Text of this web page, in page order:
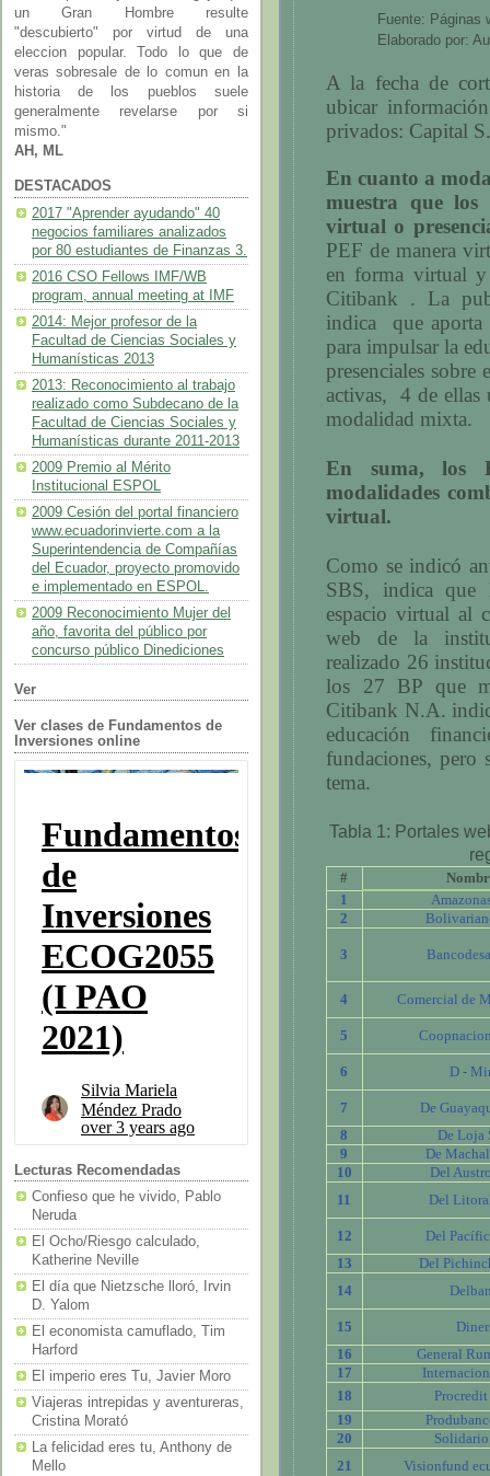
un Gran Hombre resulte
"descubierto" por virtud de una
eleccion popular. Todo lo que de
veras sobresale de lo comun en la
historia de los pueblos suele
generalmente revelarse por si
mismo."
AH, ML
DESTACADOS
2017 "Aprender ayudando" 40
negocios familiares analizados
por 80 estudiantes de Finanzas 3.
2016 CSO Fellows IMF/WB
program, annual meeting at IMF
2014: Mejor profesor de la
Facultad de Ciencias Sociales y
Humanísticas 2013
2013: Reconocimiento al trabajo
realizado como Subdecano de la
Facultad de Ciencias Sociales y
Humanísticas durante 2011-2013
2009 Premio al Mérito
Institucional ESPOL
2009 Cesión del portal financiero
www.ecuadorinvierte.com a la
Superintendencia de Compañías
del Ecuador, proyecto promovido
e implementado en ESPOL.
2009 Reconocimiento Mujer del
año, favorita del público por
concurso público Dinediciones
Ver
Ver clases de Fundamentos de
Inversiones online
Lecturas Recomendadas
Confieso que he vivido, Pablo
Neruda
El Ocho/Riesgo calculado,
Katherine Neville
El día que Nietzsche lloró, Irvin
D. Yalom
El economista camuflado, Tim
Harford
El imperio eres Tu, Javier Moro
Viajeras intrepidas y aventureras,
Cristina Morató
La felicidad eres tu, Anthony de
Mello
Fuente: Páginas
Elaborado por:
A la fecha de
ubicar
privados: Capital
En cuanto a
muestra que
virtual o
PEF de manera
en forma virtual y
Citibank . La
indica
que aporta
para impulsar la
presenciales
activas,
4 de
modalidad mixta.
En suma, los
modalidades
virtual.
Como se indicó
SBS, indica que
espacio virtual al
web de la
realizado 26
los 27 BP que
Citibank N.A.
educación
fundaciones,
tema.
Tabla 1 : Portales
#
1
2
3
4 Comercial de
5
6 D -
7
De
8
De Loja
9
De
10
Del
11
Del
12
Del
13
Del
14
15
16
General
17
18
19
20
21
Visionfund